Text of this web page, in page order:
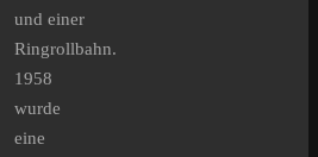
und einer
Ringrollbahn.
1958
wurde
eine